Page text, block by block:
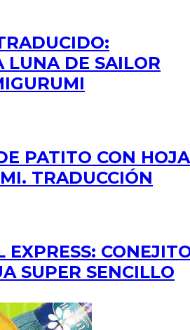
LUNA DE SAILOR
PATITO CON HOJA
TRADUCCIÓN
EXPRESS:
SUPER SENCILLO